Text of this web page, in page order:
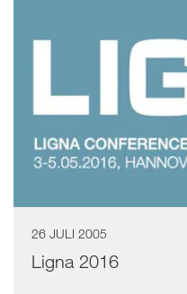
26 JULI 2005
Ligna 2016